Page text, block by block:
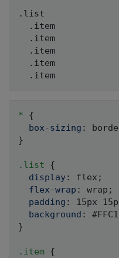
.list
  .item
  .item
  .item
  .item
* {
box-sizing :
}
.list {
display: flex ;
flex-wrap : wrap ;
padding : 15px
background :
}
.item {